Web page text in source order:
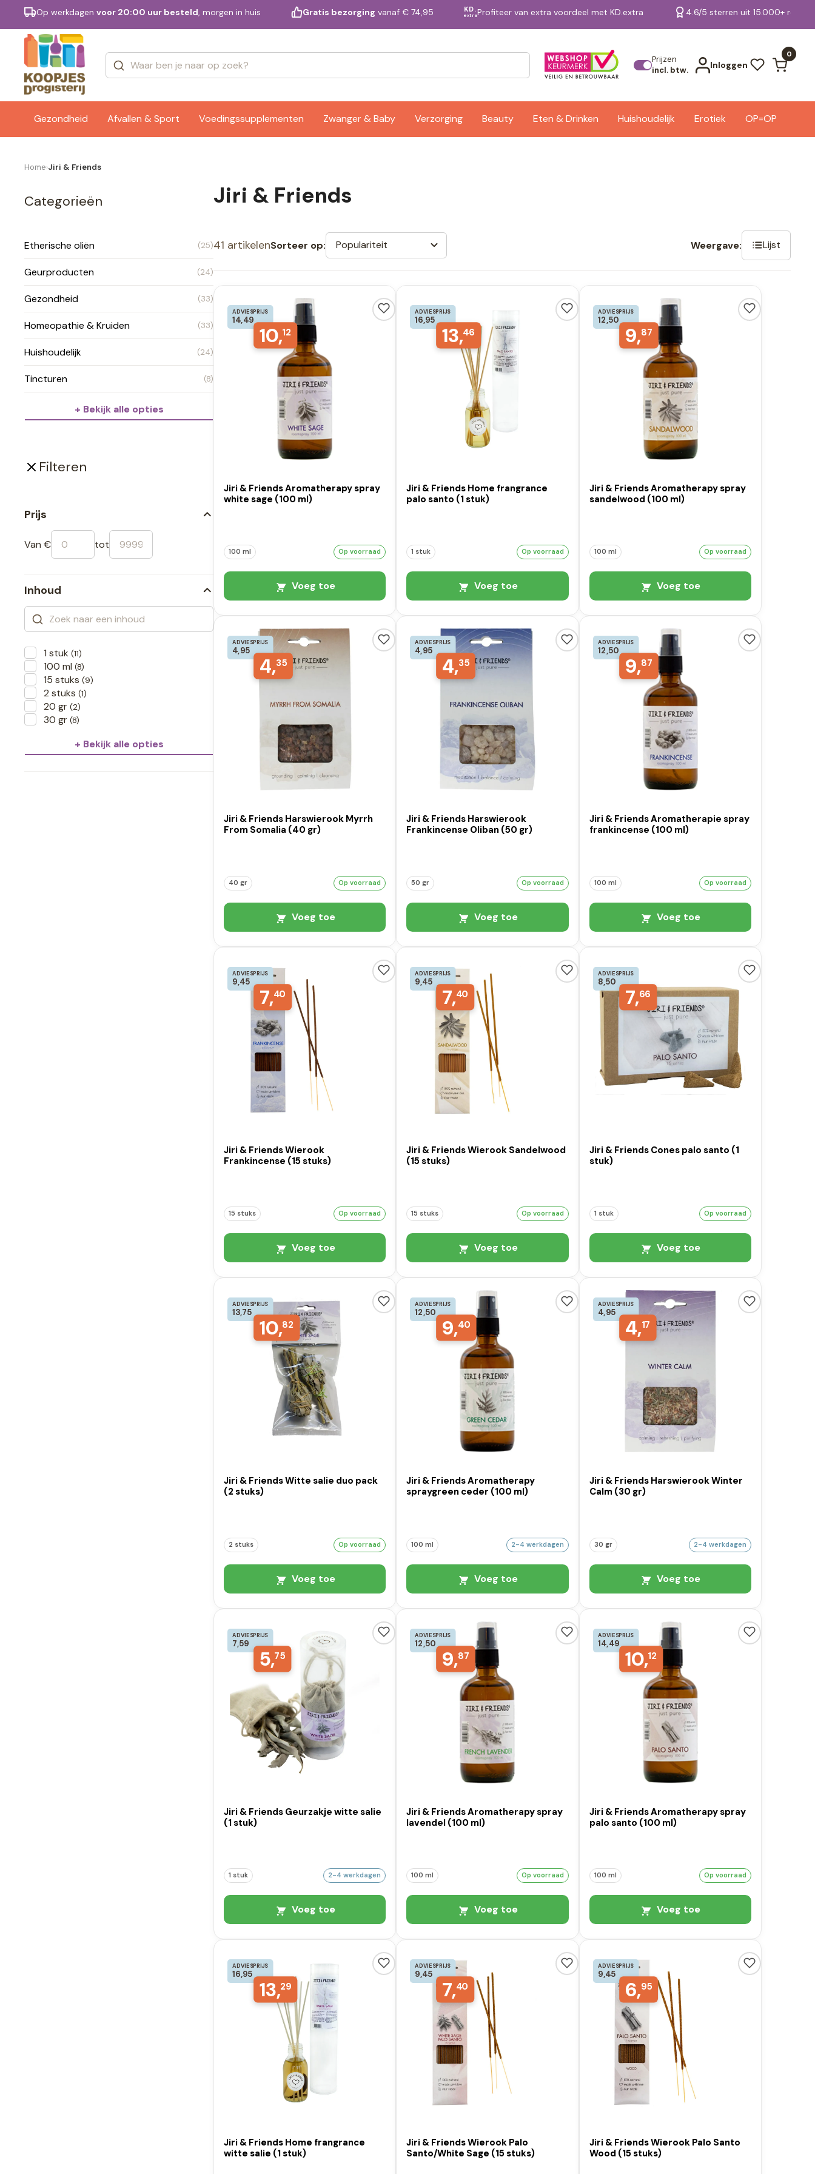
Op werkdagen voor 20:00 uur besteld, morgen in huis Gratis bezorging vanaf € 74,95 KD.
extraProfiteer van extra voordeel met KD.extra 4.6/5 sterren uit 15.000+
Prijzen
incl. btw.
Inloggen
0
Gezondheid Afvallen & Sport Voedingssupplementen Zwanger & Baby Verzorging Beauty Eten & Drinken Huishoudelijk Erotiek OP=OP
Merken Bekijk alle resultaten
Home›Jiri & Friends
Categorieën
Etherische oliën (25)
Geurproducten (24)
Gezondheid (33)
Homeopathie & Kruiden (33)
Huishoudelijk (24)
Tincturen (8)
+ Bekijk alle opties
Filteren
Prijs
Van € tot
Inhoud
1 stuk (11)
100 ml (8)
15 stuks (9)
2 stuks (1)
20 gr (2)
30 gr (8)
+ Bekijk alle opties
Jiri & Friends
41 artikelenSorteer op: Populariteit Weergave: Lijst
ADVIESPRIJS
14,49
10,12
Jiri & Friends Aromatherapy spray
white sage (100 ml)
100 ml Op voorraad
Voeg toe
ADVIESPRIJS
16,95
13,46
Jiri & Friends Home frangrance
palo santo (1 stuk)
1 stuk Op voorraad
Voeg toe
ADVIESPRIJS
12,50
9,87
Jiri & Friends Aromatherapy spray
sandelwood (100 ml)
100 ml Op voorraad
Voeg toe
ADVIESPRIJS
4,95
4,35
Jiri & Friends Harswierook Myrrh
From Somalia (40 gr)
40 gr Op voorraad
Voeg toe
ADVIESPRIJS
4,95
4,35
Jiri & Friends Harswierook
Frankincense Oliban (50 gr)
50 gr Op voorraad
Voeg toe
ADVIESPRIJS
12,50
9,87
Jiri & Friends Aromatherapie spray
frankincense (100 ml)
100 ml Op voorraad
Voeg toe
ADVIESPRIJS
9,45
7,40
Jiri & Friends Wierook
Frankincense (15 stuks)
15 stuks Op voorraad
Voeg toe
ADVIESPRIJS
9,45
7,40
Jiri & Friends Wierook Sandelwood
(15 stuks)
15 stuks Op voorraad
Voeg toe
ADVIESPRIJS
8,50
7,66
Jiri & Friends Cones palo santo (1
stuk)
1 stuk Op voorraad
Voeg toe
ADVIESPRIJS
13,75
10,82
Jiri & Friends Witte salie duo pack
(2 stuks)
2 stuks Op voorraad
Voeg toe
ADVIESPRIJS
12,50
9,40
Jiri & Friends Aromatherapy
spraygreen ceder (100 ml)
100 ml 2-4 werkdagen
Voeg toe
ADVIESPRIJS
4,95
4,17
Jiri & Friends Harswierook Winter
Calm (30 gr)
30 gr 2-4 werkdagen
Voeg toe
ADVIESPRIJS
7,59
5,75
Jiri & Friends Geurzakje witte salie
(1 stuk)
1 stuk 2-4 werkdagen
Voeg toe
ADVIESPRIJS
12,50
9,87
Jiri & Friends Aromatherapy spray
lavendel (100 ml)
100 ml Op voorraad
Voeg toe
ADVIESPRIJS
14,49
10,12
Jiri & Friends Aromatherapy spray
palo santo (100 ml)
100 ml Op voorraad
Voeg toe
ADVIESPRIJS
16,95
13,29
Jiri & Friends Home frangrance
witte salie (1 stuk)
ADVIESPRIJS
9,45
7,40
Jiri & Friends Wierook Palo
Santo/White Sage (15 stuks)
ADVIESPRIJS
9,45
6,95
Jiri & Friends Wierook Palo Santo
Wood (15 stuks)